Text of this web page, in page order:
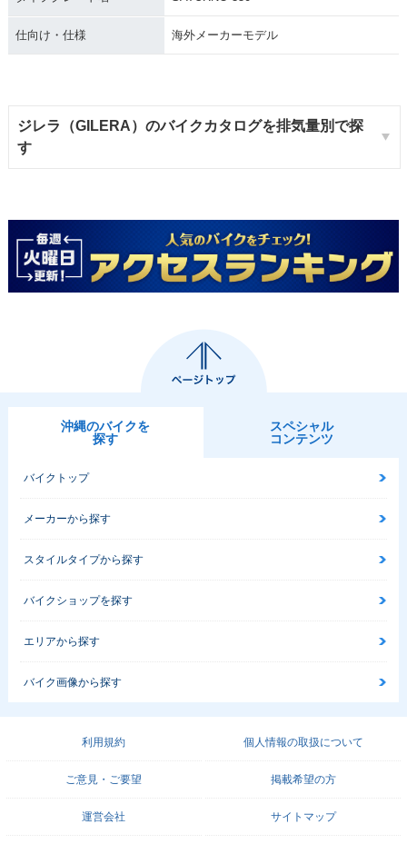
仕向け・仕様 海外メーカーモデル
ジレラ（GILERA）のバイクカタログを排気量別で探
す
沖縄のバイクを
探す
スペシャル
コンテンツ
バイクトップ
メーカーから探す
スタイルタイプから探す
バイクショップを探す
エリアから探す
バイク画像から探す
利用規約 個人情報の取扱について
ご意見・ご要望 掲載希望の方
運営会社 サイトマップ